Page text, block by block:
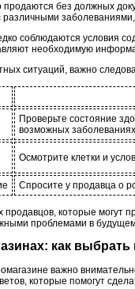
продаются без должных
соблюдаются условия
необходимую
ситуаций, важно
Проверьте состояние
возможных
Осмотрите клетки и
Спросите у продавца о
которые могут
проблемами в
как
важно
которые помогут